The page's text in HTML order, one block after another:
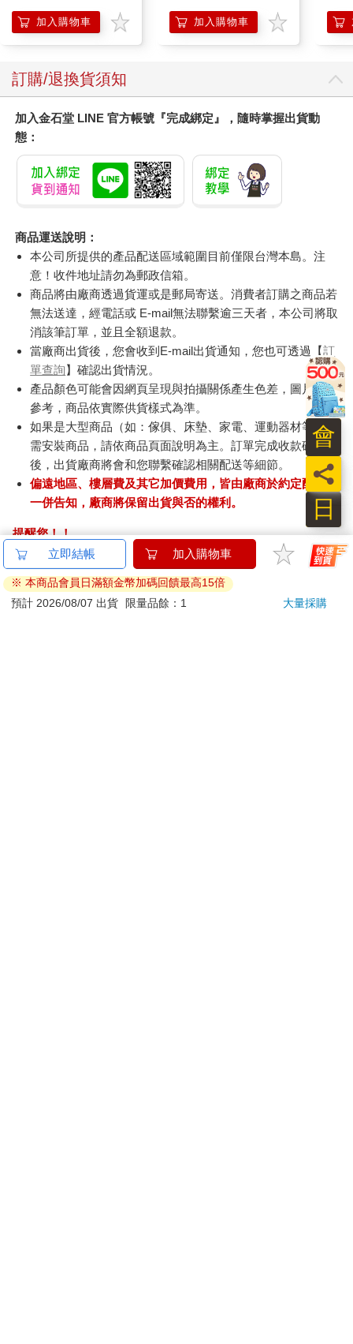
加入購物車 加入購物車
訂購/退換貨須知
加入金石堂 LINE 官方帳號『完成綁定』，隨時掌握出貨動
態：
商品運送說明：
本公司所提供的產品配送區域範圍目前僅限台灣本島。注
意！收件地址請勿為郵政信箱。
商品將由廠商透過貨運或是郵局寄送。消費者訂購之商品若
無法送達，經電話或 E-mail無法聯繫逾三天者，本公司將取
消該筆訂單，並且全額退款。
當廠商出貨後，您會收到E-mail出貨通知，您也可透過【訂
單查詢】確認出貨情況。
產品顏色可能會因網頁呈現與拍攝關係產生色差，圖片僅供
參考，商品依實際供貨樣式為準。
如果是大型商品（如：傢俱、床墊、家電、運動器材等）及
需安裝商品，請依商品頁面說明為主。訂單完成收款確認
後，出貨廠商將會和您聯繫確認相關配送等細節。
偏遠地區、樓層費及其它加價費用，皆由廠商於約定配送時
一併告知，廠商將保留出貨與否的權利。
提醒您！！
金石堂及銀行均不會請您操作ATM! 如接獲電話要求您前往
ATM提款機，請不要聽從指示，以免受騙上當！
退換貨須知：
立即結帳 加入購物車
※ 本商品會員日滿額金幣加碼回饋最高15倍
預計 2026/08/07 出貨
限量品餘：1 大量採購
日
員
會